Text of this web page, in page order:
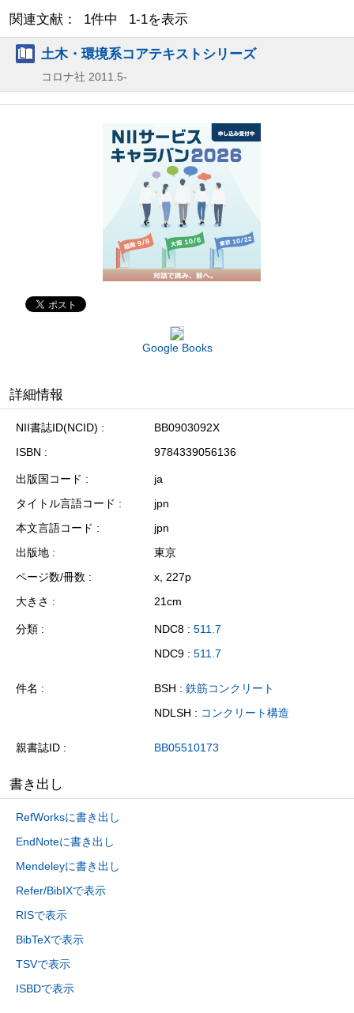
関連文献： 1件中 1-1を表示
土木・環境系コアテキストシリーズ
コロナ社 2011.5-
Google Books
詳細情報
NII書誌ID(NCID)
BB0903092X
ISBN
9784339056136
出版国コード
ja
タイトル言語コード
jpn
本文言語コード
jpn
出版地
東京
ページ数/冊数
x, 227p
大きさ
21cm
分類 NDC8 : 511.7
NDC9 : 511.7
件名 BSH : 鉄筋コンクリート
NDLSH : コンクリート構造
親書誌ID BB05510173
書き出し
RefWorksに書き出し
EndNoteに書き出し
Mendeleyに書き出し
Refer/BibIXで表示
RISで表示
BibTeXで表示
TSVで表示
ISBDで表示